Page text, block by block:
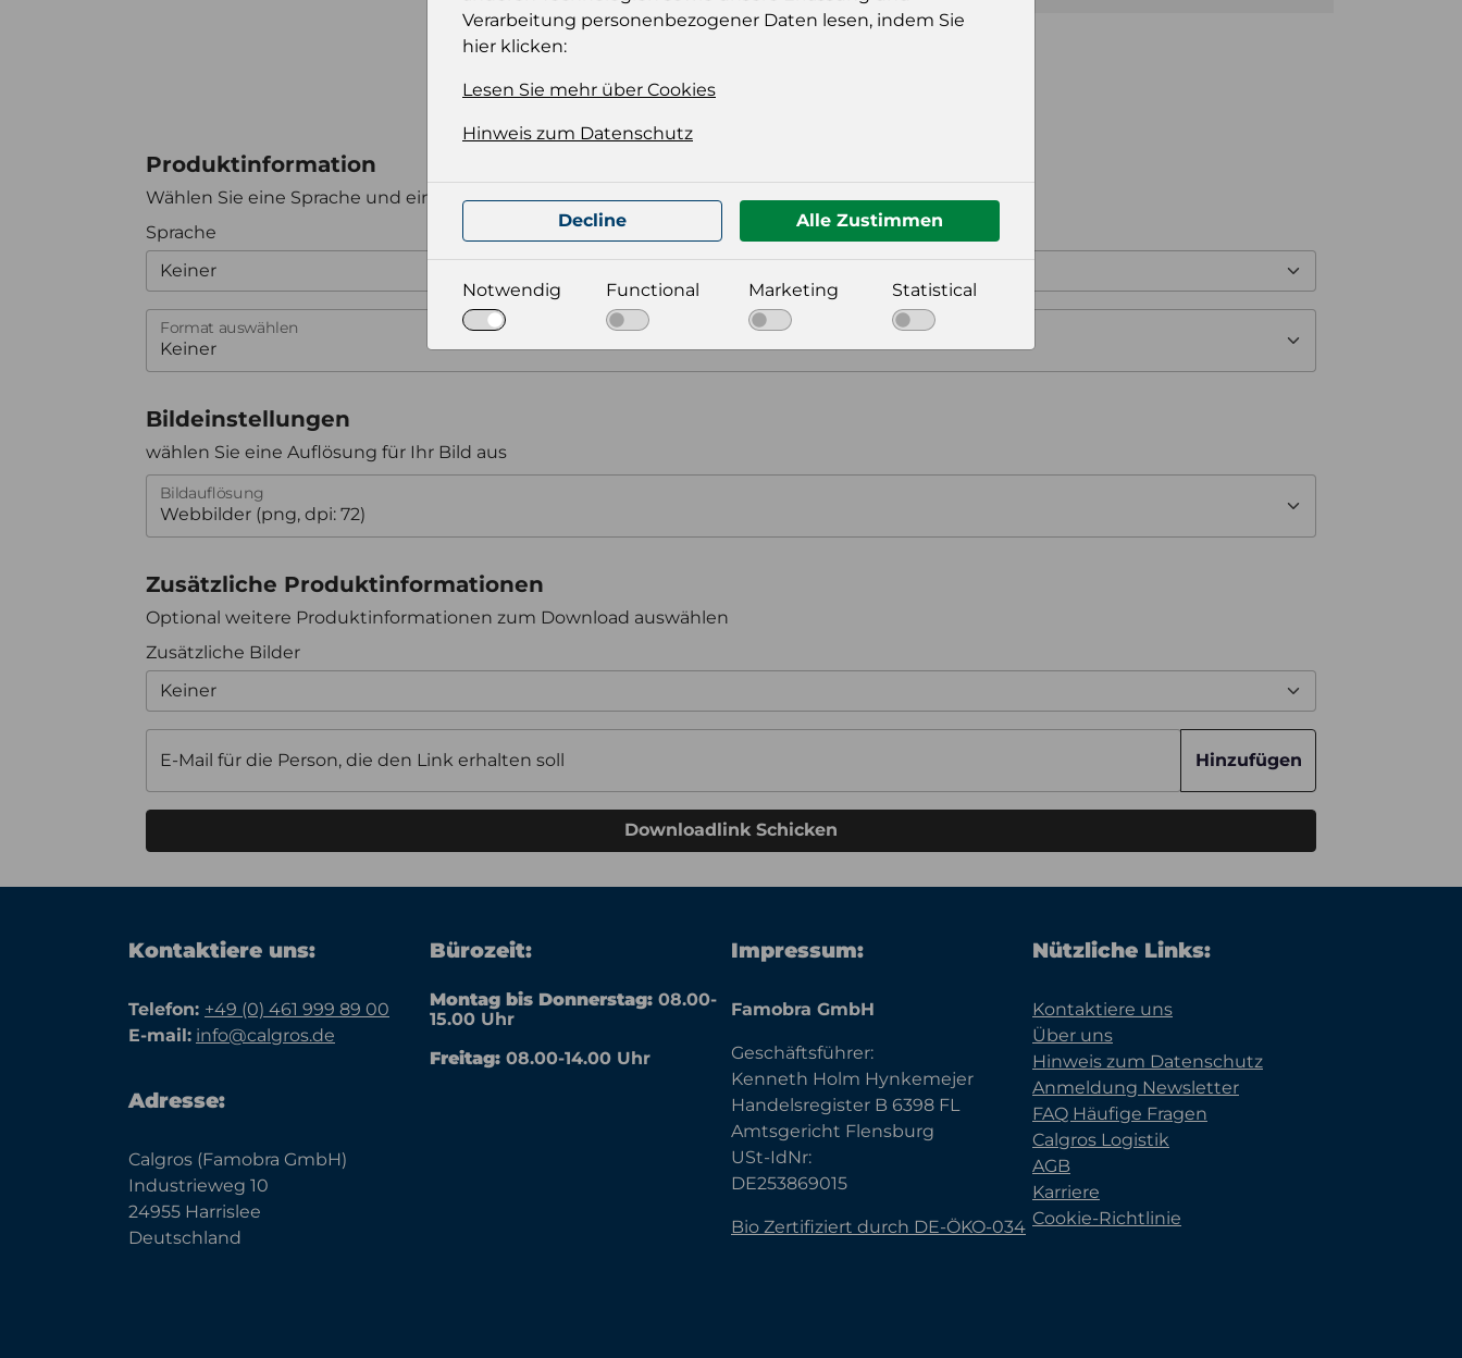
Produktinformation
Wählen Sie eine Sprache und ein Format für Ihre Produktdatei aus
Sprache
Keiner
Format auswählen
Bildeinstellungen
wählen Sie eine Auflösung für Ihr Bild aus
Bildauflösung
Zusätzliche Produktinformationen
Optional weitere Produktinformationen zum Download auswählen
Zusätzliche Bilder
Keiner
E-Mail für die Person, die den Link erhalten soll Hinzufügen
Downloadlink Schicken
Kontaktiere uns:
Telefon: +49 (0) 461 999 89 00
E-mail: info@calgros.de
Adresse:
Calgros (Famobra GmbH)
Industrieweg 10
24955 Harrislee
Deutschland
Bürozeit:
Montag bis Donnerstag: 08.00-
15.00 Uhr
Freitag: 08.00-14.00 Uhr
Impressum:
Famobra GmbH
Geschäftsführer:
Kenneth Holm Hynkemejer
Handelsregister B 6398 FL
Amtsgericht Flensburg
USt-IdNr:
DE253869015
Bio Zertifiziert durch DE-ÖKO-034
Nützliche Links:
Kontaktiere uns
Über uns
Hinweis zum Datenschutz
Anmeldung Newsletter
FAQ Häufige Fragen
Calgros Logistik
AGB
Karriere
Cookie-Richtlinie
Verarbeitung personenbezogener Daten lesen, indem Sie
hier klicken:
Lesen Sie mehr über Cookies
Hinweis zum Datenschutz
Decline Alle Zustimmen
Notwendig Functional Marketing Statistical